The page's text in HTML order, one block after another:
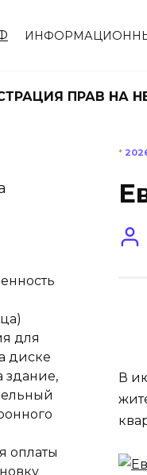
ПРАВ НА
*
В
для
диске
здание,
оплаты